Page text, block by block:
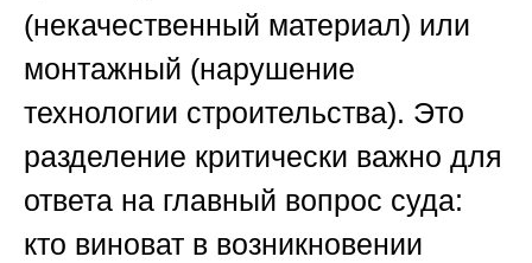
(некачественный материал) или
монтажный (нарушение
технологии строительства). Это
разделение критически важно для
ответа на главный вопрос суда:
кто виноват в возникновении